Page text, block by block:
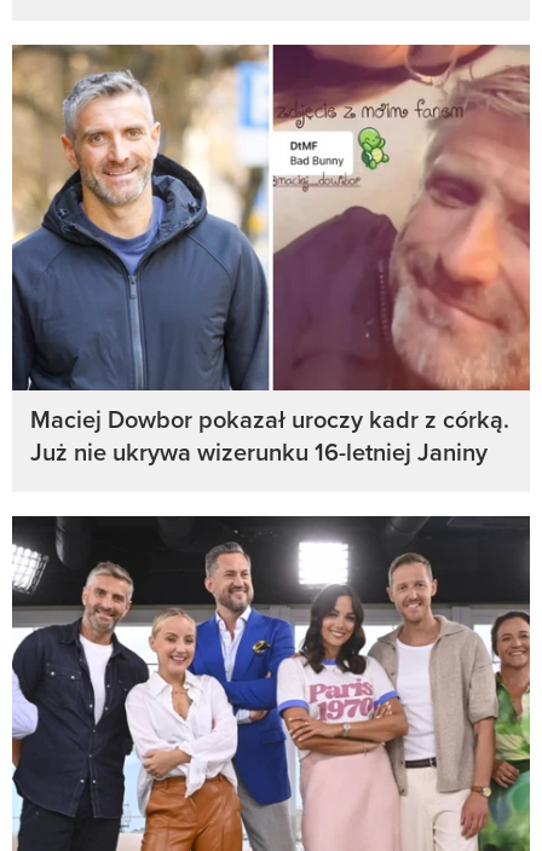
Maciej Dowbor pokazał uroczy kadr z córką.
Już nie ukrywa wizerunku 16-letniej Janiny